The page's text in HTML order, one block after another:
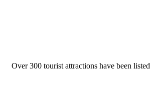
Over 300 tourist attractions have been listed